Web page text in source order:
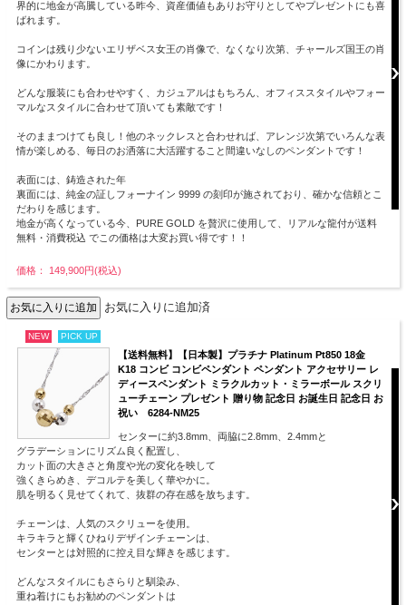
界的に地金が高騰している昨今、資産価値もありお守りとしてやプレゼントにも喜
ばれます。
コインは残り少ないエリザベス女王の肖像で、なくなり次第、チャールズ国王の肖
像にかわります。
どんな服装にも合わせやすく、カジュアルはもちろん、オフィススタイルやフォー
マルなスタイルに合わせて頂いても素敵です！
そのままつけても良し！他のネックレスと合わせれば、アレンジ次第でいろんな表
情が楽しめる、毎日のお洒落に大活躍すること間違いなしのペンダントです！
表面には、鋳造された年
裏面には、純金の証しフォーナイン 9999 の刻印が施されており、確かな信頼とこ
だわりを感じます。
地金が高くなっている今、PURE GOLD を贅沢に使用して、リアルな龍付が送料
無料・消費税込 でこの価格は大変お買い得です！！
価格： 149,900円(税込)
お気に入りに追加済
NEW PICK UP
【送料無料】【日本製】プラチナ Platinum Pt850 18金
K18 コンビ コンビペンダント ペンダント アクセサリー レ
ディースペンダント ミラクルカット・ミラーボール スクリ
ューチェーン プレゼント 贈り物 記念日 お誕生日 記念日 お
祝い 6284-NM25
センターに約3.8mm、両脇に2.8mm、2.4mmと
グラデーションにリズム良く配置し、
カット面の大きさと角度や光の変化を映して
強くきらめき、デコルテを美しく華やかに。
肌を明るく見せてくれて、抜群の存在感を放ちます。
チェーンは、人気のスクリューを使用。
キラキラと輝くひねりデザインチェーンは、
センターとは対照的に控え目な輝きを感じます。
どんなスタイルにもさらりと馴染み、
重ね着けにもお勧めのペンダントは